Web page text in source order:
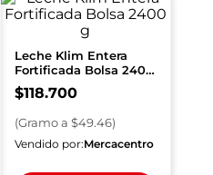
Leche Klim Entera
Fortificada Bolsa 2400
g
$118.700
(Gramoa $49.46)
Vendido por:Mercacentro